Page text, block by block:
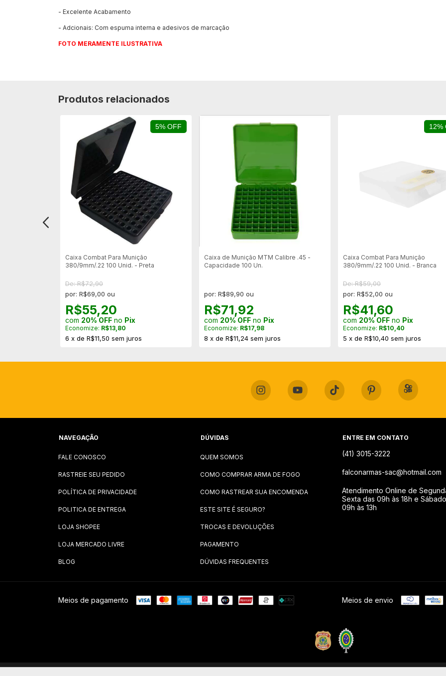
- Excelente Acabamento
- Adcionais: Com espuma interna e adesivos de marcação
FOTO MERAMENTE ILUSTRATIVA
Produtos relacionados
5% OFF
Caixa Combat Para Munição
380/9mm/.22 100 Unid. - Preta
De: R$72,90
por: R$69,00 ou
R$55,20
com 20% OFF no Pix
Economize: R$13,80
6 x de R$11,50 sem juros
Caixa de Munição MTM Calibre .45 -
Capacidade 100 Un.
por: R$89,90 ou
R$71,92
com 20% OFF no Pix
Economize: R$17,98
8 x de R$11,24 sem juros
12%
Caixa Combat Para Munição
380/9mm/.22 100 Unid. - Branca
De: R$59,00
por: R$52,00 ou
R$41,60
com 20% OFF no Pix
Economize: R$10,40
5 x de R$10,40 sem juros
NAVEGAÇÃO
FALE CONOSCO
RASTREIE SEU PEDIDO
POLÍTICA DE PRIVACIDADE
POLITICA DE ENTREGA
LOJA SHOPEE
LOJA MERCADO LIVRE
BLOG
DÚVIDAS
QUEM SOMOS
COMO COMPRAR ARMA DE FOGO
COMO RASTREAR SUA ENCOMENDA
ESTE SITE É SEGURO?
TROCAS E DEVOLUÇÕES
PAGAMENTO
DÚVIDAS FREQUENTES
ENTRE EM CONTATO
(41) 3015-3222
falconarmas-sac@hotmail.com
Atendimento Online de
Sexta das 09h às 18h e
09h às 13h
Meios de pagamento Meios de envio